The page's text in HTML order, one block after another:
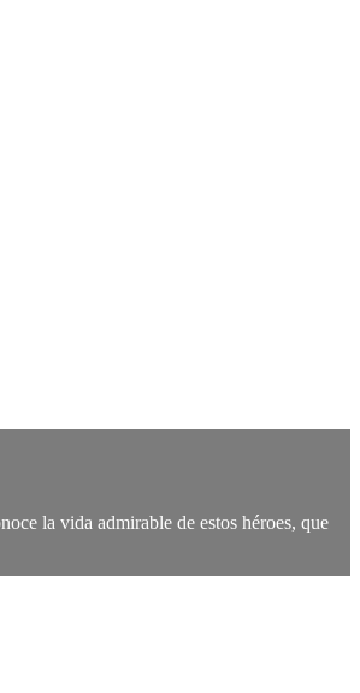
la vida admirable de estos héroes, que